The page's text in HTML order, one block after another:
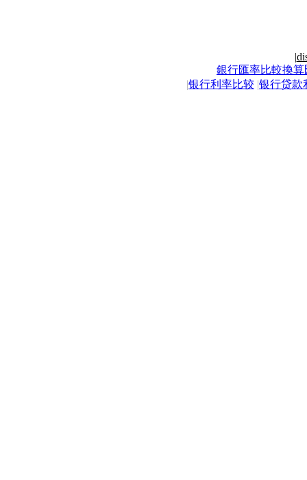
|
銀行匯率比較換算
|银行利率比较 |银行贷款